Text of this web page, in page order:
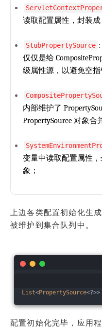
读取配置属性，封装成
StubPropertySource
仅仅是给
级属性源，以避免空指
内部维护了
PropertySource 对象合
变量中读取配置属性，
象；
上边各类配置初始化生
被维护到集合队列中。
List<PropertySource
配置初始化完毕，应用